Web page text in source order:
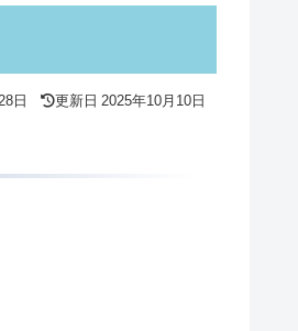
日 更新日 2025年10月10日